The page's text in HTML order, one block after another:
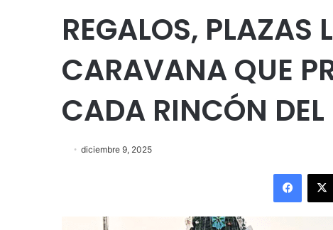
REGALOS, PLAZAS
CARAVANA QUE
CADA RINCÓN DEL
diciembre 9, 2025